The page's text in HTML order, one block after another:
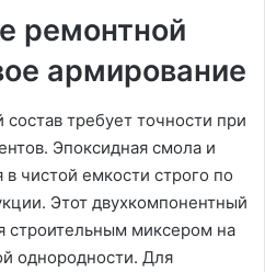
ремонтной
армирование
требует точности при
Эпоксидная смола и
чистой емкости строго по
Этот двухкомпонентный
строительным миксером на
однородности. Для